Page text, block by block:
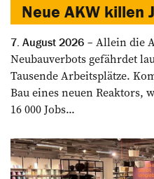
Neue AKW killen
7. August 2026
Allein die
Neubauverbots gefährdet
Tausende Arbeitsplätze.
Bau eines neuen Reaktors,
16 000 Jobs...